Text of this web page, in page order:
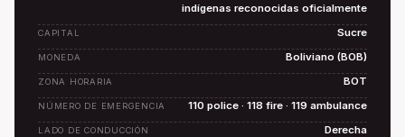
indígenas reconocidas oficialmente
CAPITAL Sucre
MONEDA Boliviano (BOB)
ZONA HORARIA BOT
NÚMERO DE EMERGENCIA 110 police · 118 fire · 119 ambulance
LADO DE CONDUCCIÓN Derecha